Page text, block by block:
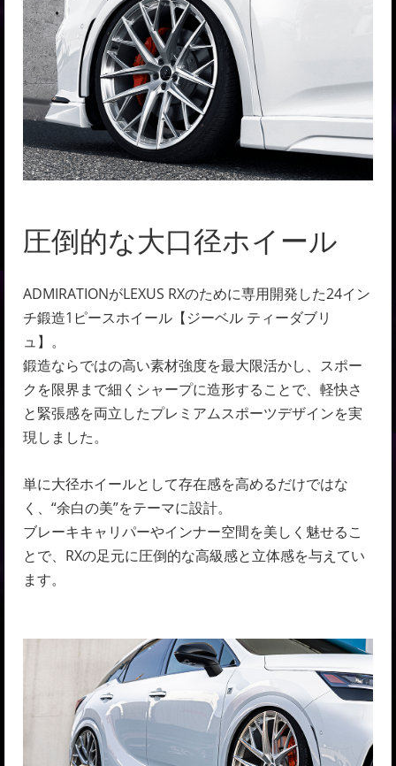
圧倒的な大口径ホイール
ADMIRATIONがLEXUS RXのために専用開発した24イン
チ鍛造1ピースホイール【ジーベル ティーダブリ
ュ】。
鍛造ならではの高い素材強度を最大限活かし、スポー
クを限界まで細くシャープに造形することで、軽快さ
と緊張感を両立したプレミアムスポーツデザインを実
現しました。
単に大径ホイールとして存在感を高めるだけではな
く、“余白の美”をテーマに設計。
ブレーキキャリパーやインナー空間を美しく魅せるこ
とで、RXの足元に圧倒的な高級感と立体感を与えてい
ます。